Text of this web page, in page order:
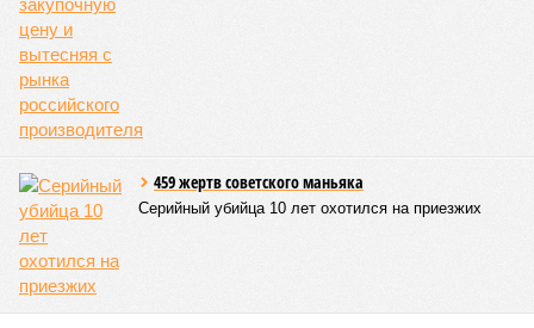
459 жертв советского маньяка
Серийный убийца 10 лет охотился на приезжих